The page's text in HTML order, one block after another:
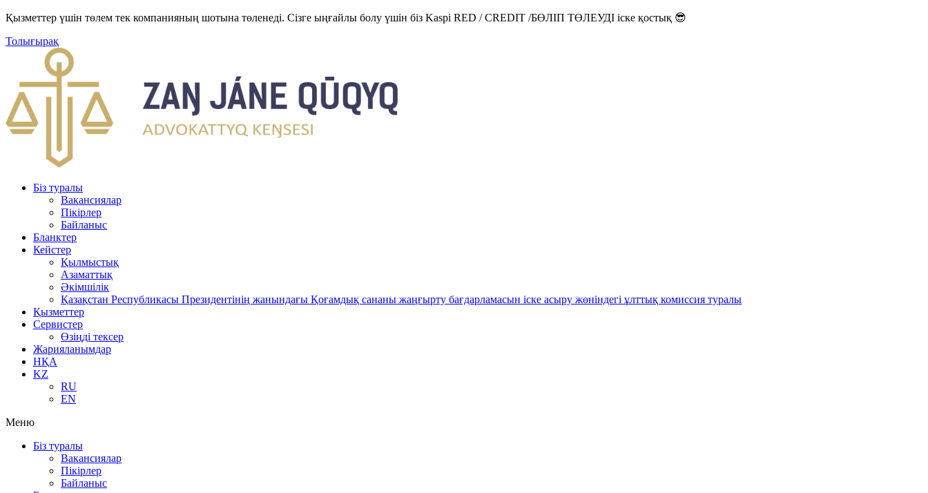
Қызметтер үшін төлем тек компанияның шотына төленеді. Сізге ыңғайлы болу үшін біз Kaspi RED / CREDIT /БӨЛІП ТӨЛЕУДІ іске қостық 😎
Толығырақ
Біз туралы
Вакансиялар
Пікірлер
Байланыс
Бланктер
Кейстер
Қылмыстық
Азаматтық
Әкімшілік
Қазақстан Республикасы Президентінің жанындағы Қоғамдық сананы жаңғырту бағдарламасын іске асыру жөніндегі ұлттық комиссия туралы
Қызметтер
Сервистер
Өзіңді тексер
Жарияланымдар
НҚА
KZ
RU
EN
Меню
Біз туралы
Вакансиялар
Пікірлер
Байланыс